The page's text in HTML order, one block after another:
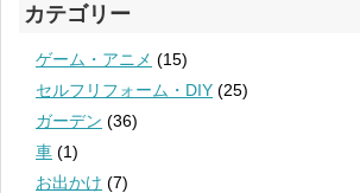
カテゴリー
ゲーム・アニメ (15)
セルフリフォーム・DIY (25)
ガーデン (36)
車 (1)
お出かけ (7)